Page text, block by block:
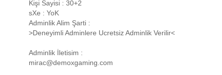
Kişi Sayisi : 30+2
sXe : YoK
Adminlik Alim Şarti :
>Deneyimli Adminlere Ucretsiz Adminlik Verilir<
Adminlik İletisim :
mirac@demoxgaming.com